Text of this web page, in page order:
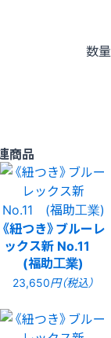
数量
商品
《紐つき》ブルーレ
ックス新 No.11
(福助工業)
23,650円（税込）